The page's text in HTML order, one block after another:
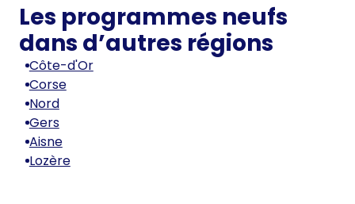
Les programmes neufs
dans d’autres régions
Côte-d'Or
Corse
Nord
Gers
Aisne
Lozère